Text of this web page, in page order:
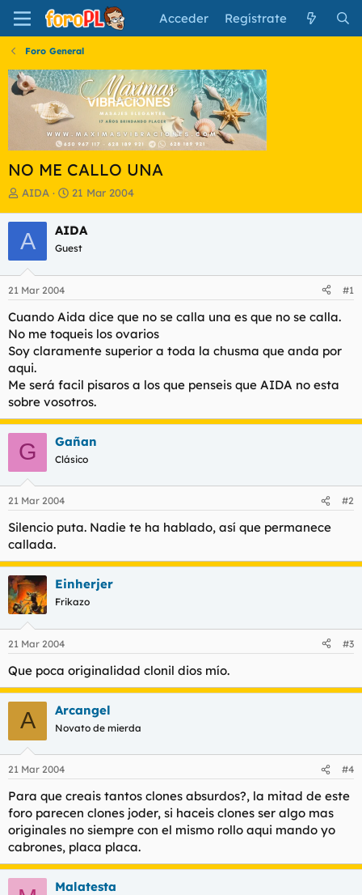
Acceder Regístrate
Foro General
NO ME CALLO UNA
I
i
c
i
a
d
o
d
e
l
t
e
m
a
AIDA
F
h
a
e
i
c
i
21 Mar 2004
A AIDA
Guest
21 Mar 2004 #1
Cuando Aida dice que no se calla una es que no se calla.
No me toqueis los ovarios
Soy claramente superior a toda la chusma que anda por
aqui.
Me será facil pisaros a los que penseis que AIDA no esta
sobre vosotros.
G Gañan
Clásico
21 Mar 2004 #2
Silencio puta. Nadie te ha hablado, así que permanece
callada.
Einherjer
Frikazo
21 Mar 2004 #3
Que poca originalidad clonil dios mío.
A Arcangel
Novato de mierda
21 Mar 2004 #4
Para que creais tantos clones absurdos?, la mitad de este
foro parecen clones joder, si haceis clones ser algo mas
originales no siempre con el mismo rollo aqui mando yo
cabrones, placa placa.
Malatesta